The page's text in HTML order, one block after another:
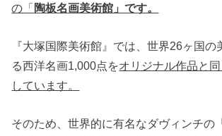
の「陶板名画美術館」です。
『大塚国際美術館』では、世界26ヶ国の
る西洋名画1,000点をオリジナル作品と
しています。
そのため、世界的に有名なダヴィンチの